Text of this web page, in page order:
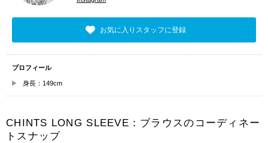
お気に入りスタッフに登録
プロフィール
身長：149cm
CHINTS LONG SLEEVE：ブラウスのコーディネー
トスナップ